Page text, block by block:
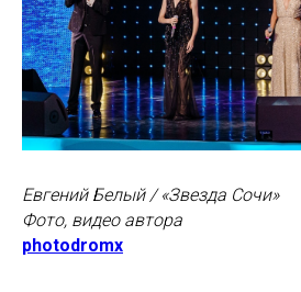
Евгений Белый / «Звезда Сочи»
Фото, видео автора
photodromx